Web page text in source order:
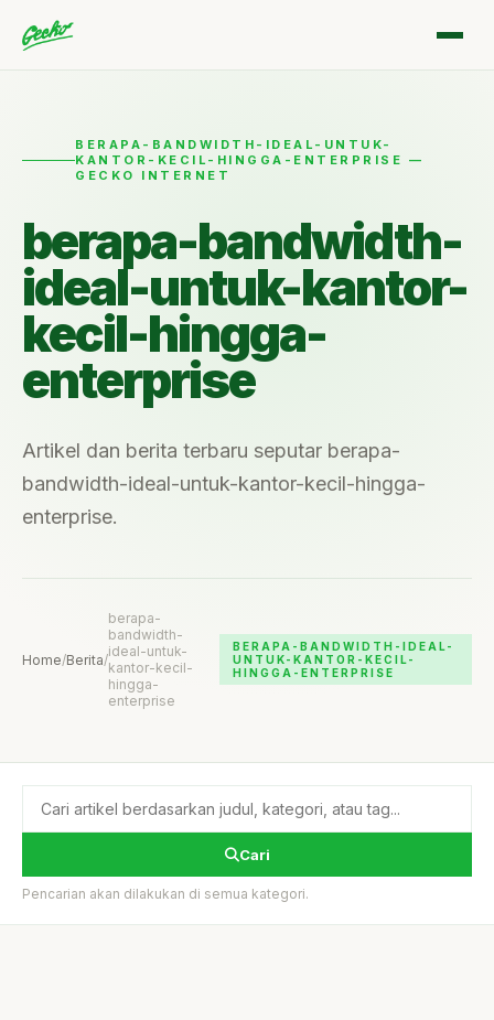
BERAPA-BANDWIDTH-IDEAL-UNTUK-
KANTOR-KECIL-HINGGA-ENTERPRISE —
GECKO INTERNET
berapa-bandwidth-
ideal-untuk-kantor-
kecil-hingga-
enterprise
Artikel dan berita terbaru seputar berapa-
bandwidth-ideal-untuk-kantor-kecil-hingga-
enterprise.
Home/Berita/
berapa-
bandwidth-
ideal-untuk-
kantor-kecil-
hingga-
enterprise
BERAPA-BANDWIDTH-IDEAL-
UNTUK-KANTOR-KECIL-
HINGGA-ENTERPRISE
Cari
Pencarian akan dilakukan di semua kategori.